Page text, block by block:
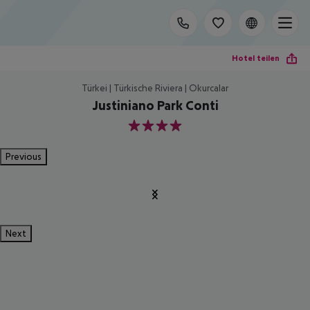
Hotel teilen
Türkei | Türkische Riviera | Okurcalar
Justiniano Park Conti
4
Previous
Next